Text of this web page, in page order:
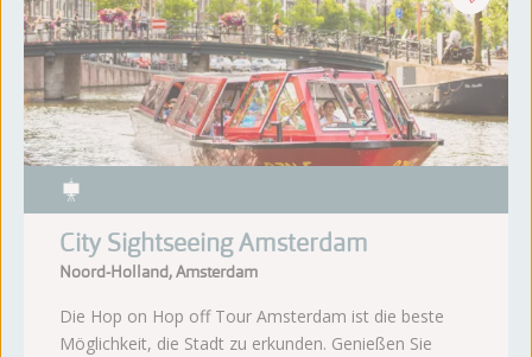
City Sightseeing Amsterdam
Noord-Holland, Amsterdam
Die Hop on Hop off Tour Amsterdam ist die beste
Möglichkeit, die Stadt zu erkunden. Genießen Sie